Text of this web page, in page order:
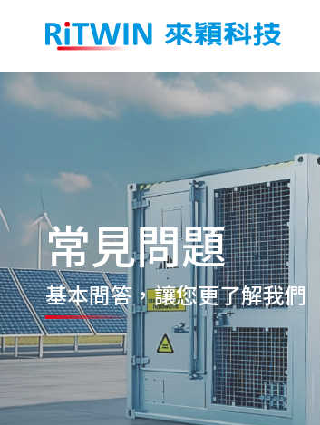
常見問題
基本問答 ，讓您更了解我們